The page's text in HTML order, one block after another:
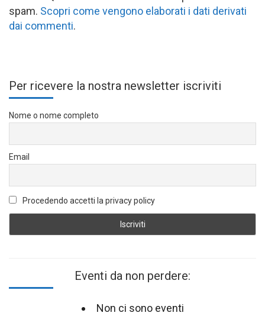
spam. Scopri come vengono elaborati i dati derivati
dai commenti.
Per ricevere la nostra newsletter iscriviti
Nome o nome completo
Email
Procedendo accetti la privacy policy
Eventi da non perdere:
Non ci sono eventi